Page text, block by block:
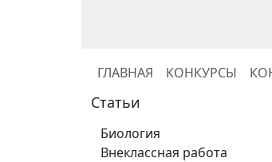
ГЛАВНАЯ КОНКУРСЫ
Статьи
Биология
Внеклассная работа